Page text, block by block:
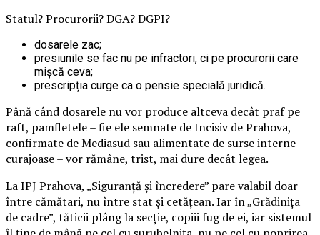
Statul? Procurorii? DGA? DGPI?
dosarele zac;
presiunile se fac nu pe infractori, ci pe procurorii care
mișcă ceva;
prescripția curge ca o pensie specială juridică.
Până când dosarele nu vor produce altceva decât praf pe
raft, pamfletele – fie ele semnate de Incisiv de Prahova,
confirmate de Mediasud sau alimentate de surse interne
curajoase – vor rămâne, trist, mai dure decât legea.
La IPJ Prahova, „Siguranță și încredere” pare valabil doar
între cămătari, nu între stat și cetățean. Iar în „Grădinița
de cadre”, tăticii plâng la secție, copiii fug de ei, iar sistemul